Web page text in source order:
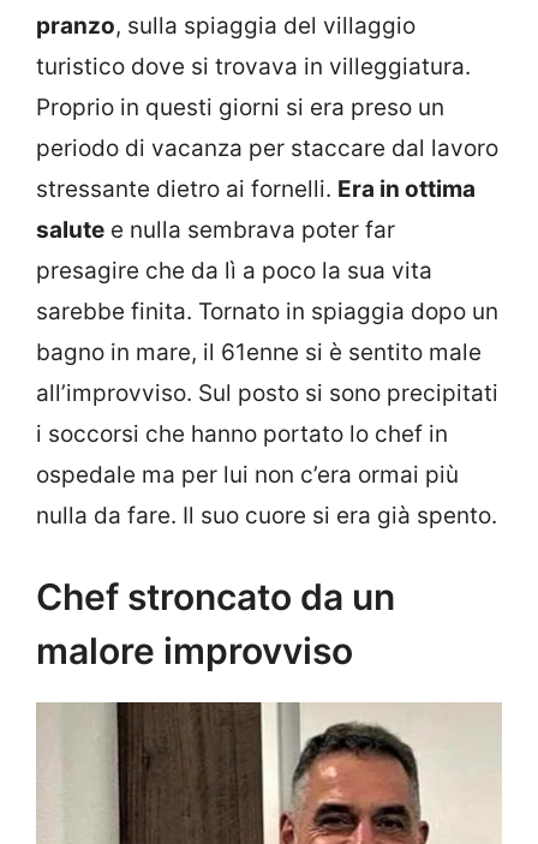
pranzo, sulla spiaggia del villaggio
turistico dove si trovava in villeggiatura.
Proprio in questi giorni si era preso un
periodo di vacanza per staccare dal lavoro
stressante dietro ai fornelli. Era in ottima
salute e nulla sembrava poter far
presagire che da lì a poco la sua vita
sarebbe finita. Tornato in spiaggia dopo un
bagno in mare, il 61enne si è sentito male
all’improvviso. Sul posto si sono precipitati
i soccorsi che hanno portato lo chef in
ospedale ma per lui non c’era ormai più
nulla da fare. Il suo cuore si era già spento.
Chef stroncato da un
malore improvviso